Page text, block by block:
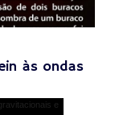
às ondas